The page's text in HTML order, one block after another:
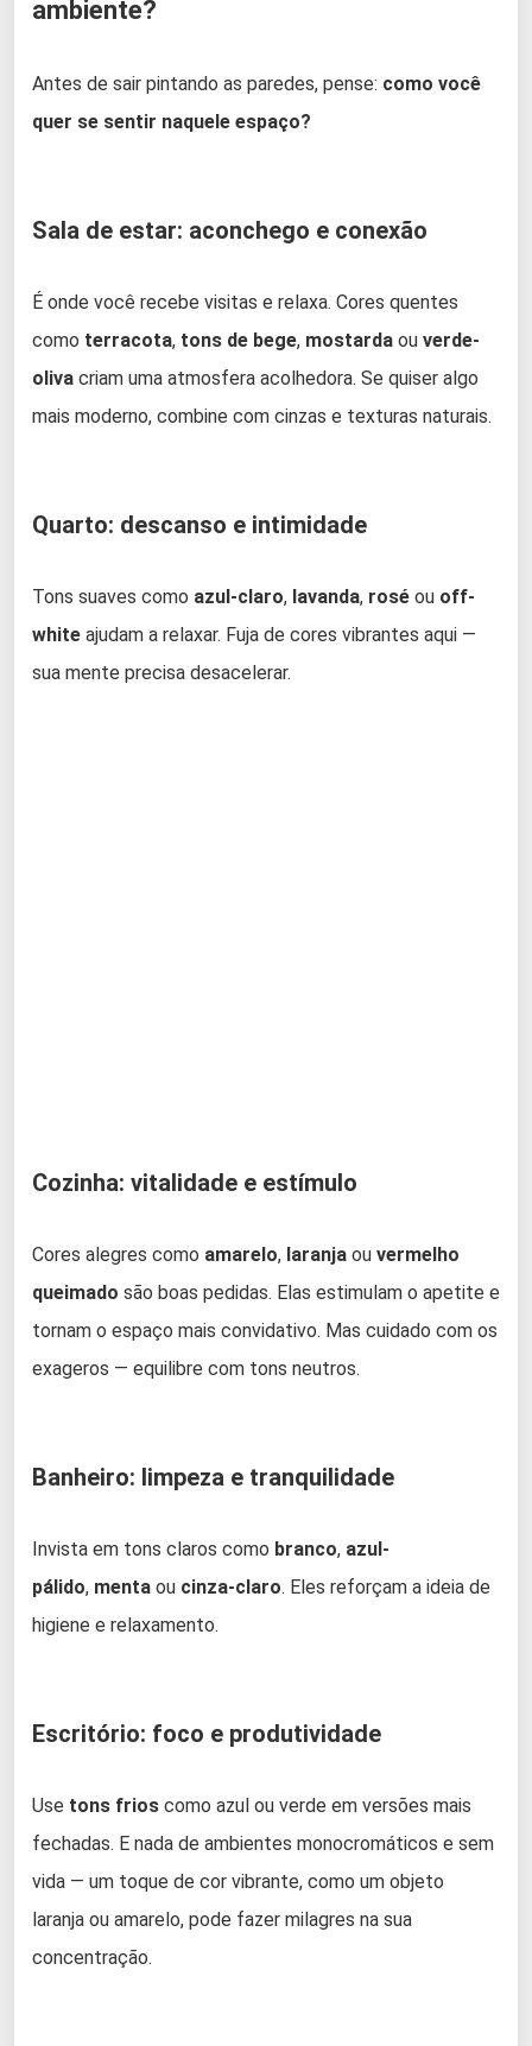
ambiente?
Antes de sair pintando as paredes, pense: como você
quer se sentir naquele espaço?
Sala de estar: aconchego e conexão
É onde você recebe visitas e relaxa. Cores quentes
como terracota, tons de bege, mostarda ou verde-
oliva criam uma atmosfera acolhedora. Se quiser algo
mais moderno, combine com cinzas e texturas naturais.
Quarto: descanso e intimidade
Tons suaves como azul-claro, lavanda, rosé ou off-
white ajudam a relaxar. Fuja de cores vibrantes aqui —
sua mente precisa desacelerar.
Cozinha: vitalidade e estímulo
Cores alegres como amarelo, laranja ou vermelho
queimado são boas pedidas. Elas estimulam o apetite e
tornam o espaço mais convidativo. Mas cuidado com os
exageros — equilibre com tons neutros.
Banheiro: limpeza e tranquilidade
Invista em tons claros como branco, azul-
pálido, menta ou cinza-claro. Eles reforçam a ideia de
higiene e relaxamento.
Escritório: foco e produtividade
Use tons frios como azul ou verde em versões mais
fechadas. E nada de ambientes monocromáticos e sem
vida — um toque de cor vibrante, como um objeto
laranja ou amarelo, pode fazer milagres na sua
concentração.